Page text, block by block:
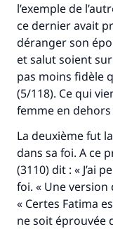
l’exemple de
ce dernier avait
déranger son
et salut soient
pas moins fidèle
(5/118). Ce qui
femme en dehors
La deuxième fut
dans sa foi. A ce
(3110) dit : « J’ai
foi. « Une
« Certes Fatima
ne soit éprouvée
Faites une
millions de
Aidez